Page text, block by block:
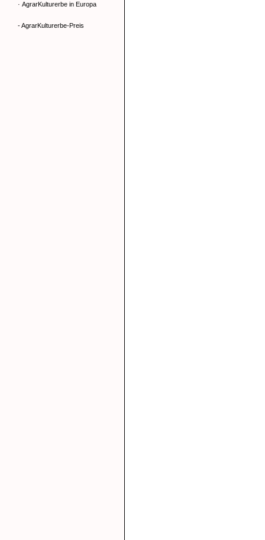
· AgrarKulturerbe in Europa
- AgrarKulturerbe-Preis